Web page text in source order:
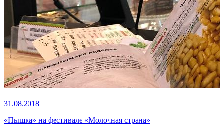
31.08.2018
«Пышка» на фестивале «Молочная страна»